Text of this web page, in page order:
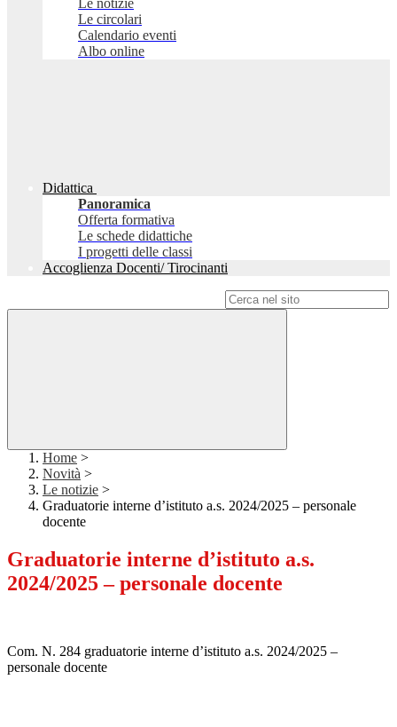
Le notizie
Le circolari
Calendario eventi
Albo online
Didattica
Panoramica
Offerta formativa
Le schede didattiche
I progetti delle classi
Accoglienza Docenti/ Tirocinanti
Home >
Novità >
Le notizie >
Graduatorie interne d’istituto a.s. 2024/2025 – personale
docente
Graduatorie interne d’istituto a.s.
2024/2025 – personale docente
Com. N. 284 graduatorie interne d’istituto a.s. 2024/2025 –
personale docente